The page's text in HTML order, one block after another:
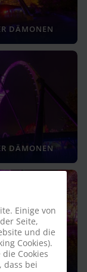
DÄMONEN
DÄMONEN
DÄMONEN
Einige von
Seite,
und die
Cookies).
Cookies
dass bei